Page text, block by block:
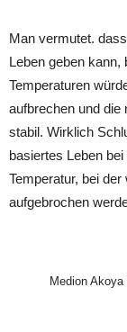
Man vermutet.
Leben geben kann,
Temperaturen
aufbrechen und die
stabil. Wirklich
basiertes Leben
Temperatur, bei
aufgebrochen
Medion